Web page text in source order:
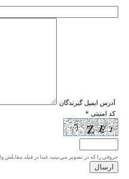
* آدرس ايميل گيرندگان
* کد امنیتی
حروفي را كه در تصوير مي‌بينيد عينا در فيلد مقابلش